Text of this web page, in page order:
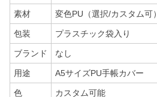
素材 変色PU（選択/カスタム可）
包装 プラスチック袋入り
ブランド なし
用途 A5サイズPU手帳カバー
色 カスタム可能